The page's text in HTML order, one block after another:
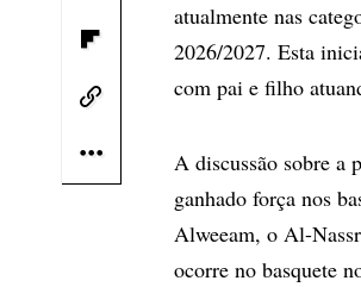
atualmente nas
2026/2027. Esta
com pai e filho
A discussão sobre a
ganhado força nos
Alweeam, o Al-
ocorre no basquete